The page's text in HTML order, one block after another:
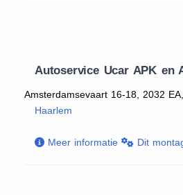
Autoservice Ucar APK en
Amsterdamsevaart 16-18, 2032 EA,
Haarlem
Meer informatie Dit